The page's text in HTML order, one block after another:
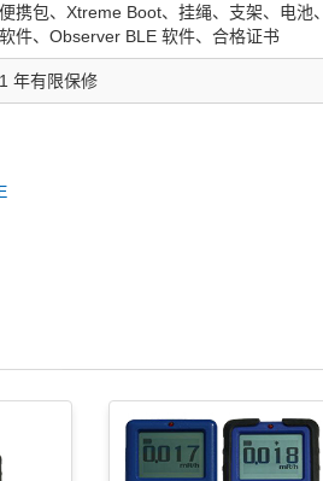
便携包、Xtreme Boot、挂绳、支架、电池
软件、Observer BLE 软件、合格证书
1 年有限保修